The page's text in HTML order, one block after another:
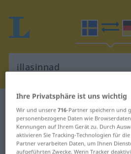
Schwedisch-Deutsch
für "illasinnad"
Ihre Privatsphäre ist uns wichtig
Wir und unsere716-Partner speichern und
personenbezogene Daten wie
Kennungen auf Ihrem Gerät zu. Durch
aktivieren Sie Tracking-Technologien für
Partner verarbeiten Daten, um Ihnen
aufgeführten Zwecke. Wenn Tracker